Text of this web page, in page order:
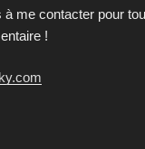
me contacter pour
!